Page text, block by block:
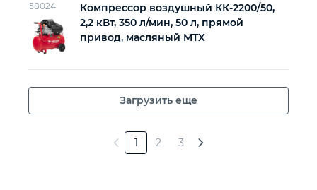
58024
Компрессор воздушный КК-2200/50,
2,2 кВт, 350 л/мин, 50 л, прямой
привод, масляный MTX
Загрузить еще
1 2 3